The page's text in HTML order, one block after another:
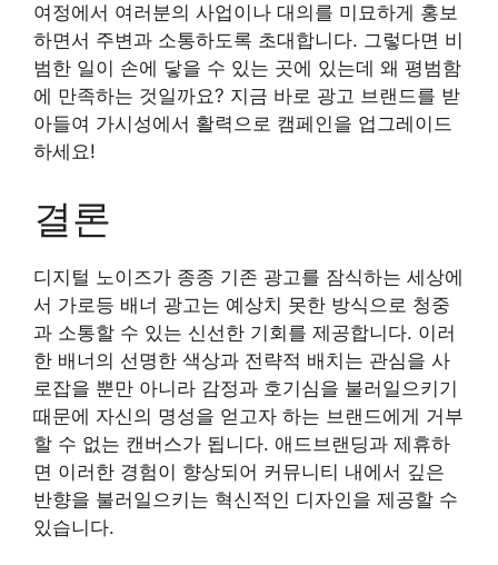
여정에서 여러분의 사업이나 대의를 미묘하게 홍보
하면서 주변과 소통하도록 초대합니다. 그렇다면 비
범한 일이 손에 닿을 수 있는 곳에 있는데 왜 평범함
에 만족하는 것일까요? 지금 바로 광고 브랜드를 받
아들여 가시성에서 활력으로 캠페인을 업그레이드
하세요!
결론
디지털 노이즈가 종종 기존 광고를 잠식하는 세상에
서 가로등 배너 광고는 예상치 못한 방식으로 청중
과 소통할 수 있는 신선한 기회를 제공합니다. 이러
한 배너의 선명한 색상과 전략적 배치는 관심을 사
로잡을 뿐만 아니라 감정과 호기심을 불러일으키기
때문에 자신의 명성을 얻고자 하는 브랜드에게 거부
할 수 없는 캔버스가 됩니다. 애드브랜딩과 제휴하
면 이러한 경험이 향상되어 커뮤니티 내에서 깊은
반향을 불러일으키는 혁신적인 디자인을 제공할 수
있습니다.